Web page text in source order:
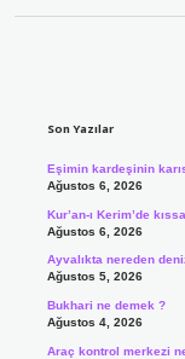
Son Yazılar
Eşimin kardeşinin
Ağustos 6, 2026
Kur’an-ı Kerim’de
Ağustos 6, 2026
Ayvalıkta nereden
Ağustos 5, 2026
Bukhari ne demek ?
Ağustos 4, 2026
Araç kontrol merkezi